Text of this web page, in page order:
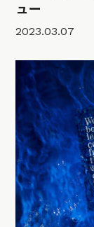
ュー
2023.03.07